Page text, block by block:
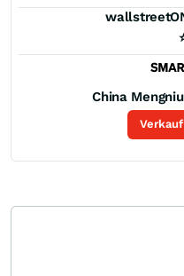
China
Verkauf